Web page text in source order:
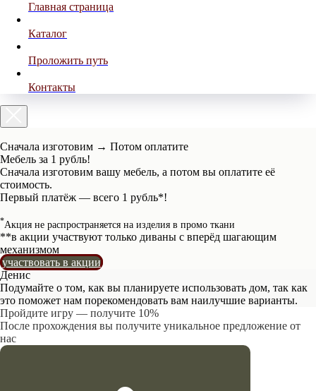
Главная страница
Каталог
Проложить путь
Контакты
Сначала изготовим → Потом оплатите
Мебель за 1 рубль!
Сначала изготовим вашу мебель, а потом вы оплатите её
стоимость.
Первый платёж — всего 1 рубль*!
*Акция не распространяется на изделия в промо ткани
**в акции участвуют только диваны c вперёд шагающим
механизмом
участвовать в акции
Денис
Подумайте о том, как вы планируете использовать дом, так как
это поможет нам порекомендовать вам наилучшие варианты.
Пройдите игру — получите 10%
После прохождения вы получите уникальное предложение от
нас